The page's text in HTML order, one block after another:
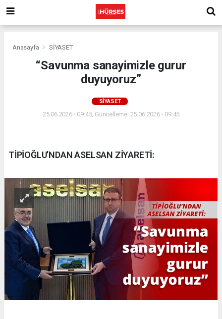
Anasayfa SİYASET
“Savunma sanayimizle gurur
duyuyoruz”
SİYASET
25.06.2026 - 09:45, Güncelleme: 25.06.2026 - 09:45
TİPİOĞLU’NDAN ASELSAN ZİYARETİ: